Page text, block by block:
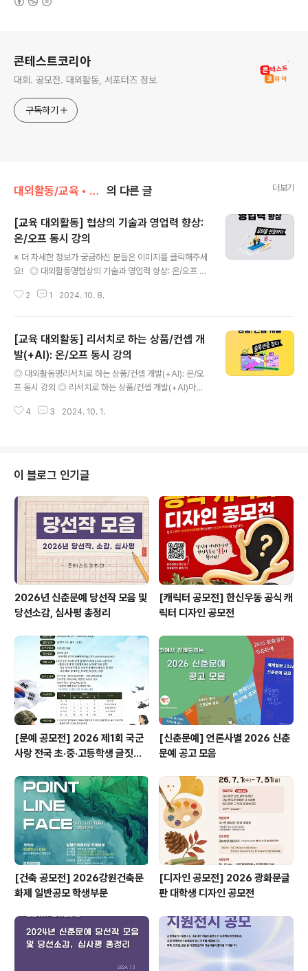
콘테스트코리아
대회. 공모전. 대외활동, 서포터즈 정보
구독하기
대외활동/교육 • 강연 • 멘토링 의 다른 글 더보기
[교육 대외활동] 협상의 기술과 영업력 향상:
온/오프 동시 강의
※ 더 자세한 정보가 궁금하신 분들은 이미지를 클릭해주세
요! ◎ 대외활동명협상의 기술과 영업력 향상: 온/오프 동
트를 창출하는 "협상의 기술과 영업력 향상" 과정이 온오프
나는 협상!서로가 최선의 이익을 얻는 핵심 협상 원칙과 전
략, 세일즈 향상을 위한 설득력/전달력 향상 기술을 살펴봅
니다.체계화된 이론과 상황별 전략을 습득하고 실습과 함
께 여러분의 협상력을 업그레이드해보세요. ◎ 참가대상-
체계적으로 협상 원칙과 전략을 습득하여 실질적 성과를
향상시키고자 하는 분- 협상, 영업 전 전략 포인트를 구상
2 1 2024. 10. 8.
[교육 대외활동] 리서치로 하는 상품/컨셉 개
발(+AI): 온/오프 동시 강의
◎ 대외활동명리서치로 하는 상품/컨셉 개발(+AI): 온/오
프 동시 강의 ◎ 리서치로 하는 상품/컨셉 개발(+AI)마케
출하는"리서치로 하는 상품/컨셉 개발" 과정이 오는 10월
카데미 과정으로 학습해보세요.현업에서 반드시 알아야할
리서치 방법과 리서치 업계에서 쓰는 AI까지 배웁니다.함
께 소통하며 평소 궁금했던 점들을 해결해보세요- ◎ 참가
대상-상품/컨셉개발 등 마케팅을 위한 시장/고객 조사 방
법 실무를 배우고자 하는 분-고객의 니즈가 반영된 비즈니
스 아이디어를 얻고자 마케팅 리서치가 ..
4 3 2024. 10. 1.
이 블로그 인기글
2026년 신춘문예 당선작 모음 및
당선소감, 심사평 총정리
[캐릭터 공모전] 한신우동 공식 캐
릭터 디자인 공모전
[문예 공모전] 2026 제1회 국군
사랑 전국 초·중·고등학생 글짓기
[신춘문예] 언론사별 2026 신춘
문예 공고 모음
[건축 공모전] 2026강원건축문
화제 일반공모 학생부문
[디자인 공모전] 2026 광화문글
판 대학생 디자인 공모전